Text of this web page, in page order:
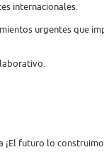
internacionales.
urgentes que
¡El futuro lo